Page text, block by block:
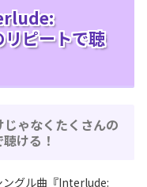
ピートで聴
ゃなくたくさんの
ける！
グル曲『Interlude: